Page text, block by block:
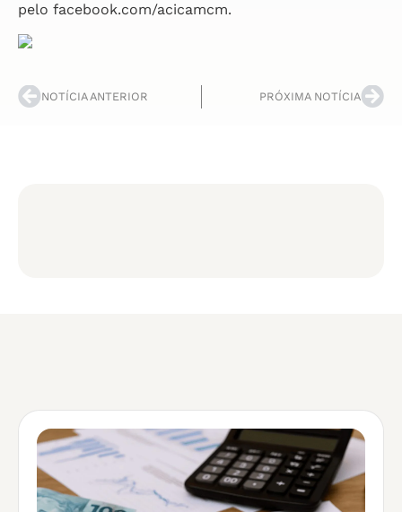
pelo facebook.com/acicamcm.
NOTÍCIA ANTERIOR PRÓXIMA NOTÍCIA